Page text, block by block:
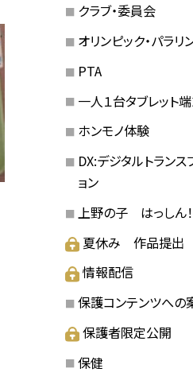
クラブ・委員会
オリンピック・パラリ
PTA
一人１台タブレット
ホンモノ体験
DX:デジタルトランス
ョン
上野の子 はっしん！
夏休み 作品提出
情報配信
保護コンテンツへの
保護者限定公開
保健